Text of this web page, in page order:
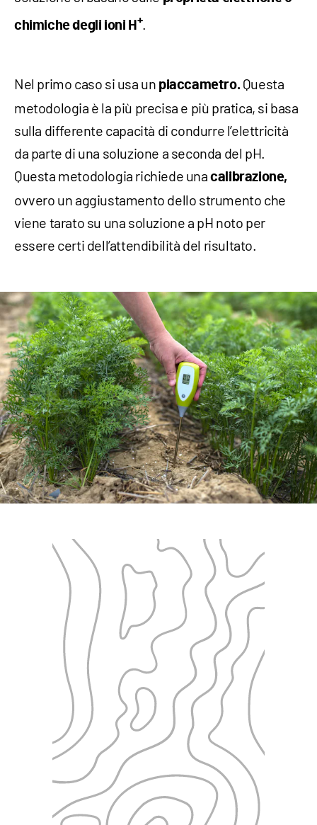
chimiche degli ioni H +.
Nel primo caso si usa un piaccametro.Questa
metodologia è la più precisa e più pratica, si basa
sulla differente capacità di condurre l’elettricità
da parte di una soluzione a seconda del pH.
Questa metodologia richiede unacalibrazione,
ovvero un aggiustamento dello strumento che
viene tarato su una soluzione a pH noto per
essere certi dell’attendibilità del risultato.